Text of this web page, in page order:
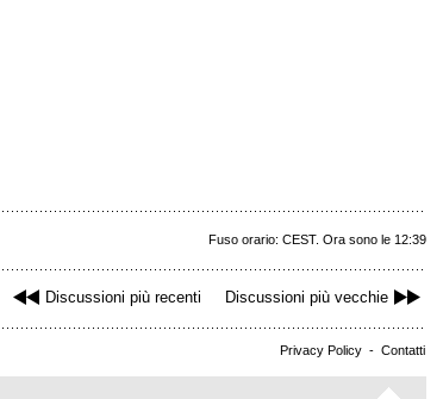
Fuso orario: CEST. Ora sono le 12:39
Discussioni più recenti Discussioni più vecchie
Privacy Policy - Contatti